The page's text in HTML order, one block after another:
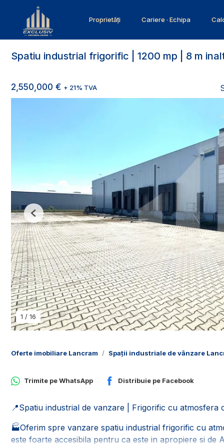
Proprietăți Cariere · Echipa
Spatiu industrial frigorific | 1200 mp | 8 m
2,550,000 € + 21% TVA
1 / 16
Previous
Oferte imobiliare Lancram Spații industriale de vânzare
Trimite peWhatsApp Distribuie pe Facebook
📍Spatiu industrial de vanzare | Frigorific cu
🏭Oferim spre vanzare spatiu industrial frigorific cu
este foarte accesibila pentru ca este in apropiere si de